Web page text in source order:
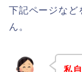
下記ページなど
ん。
私